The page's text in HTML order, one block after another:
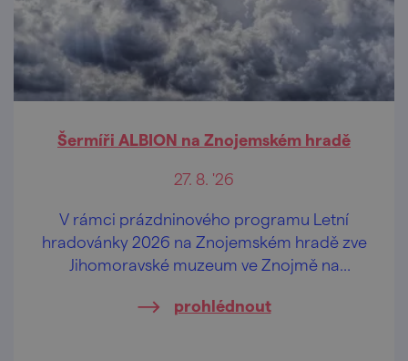
Šermíři ALBION na Znojemském hradě
27. 8. '26
V rámci prázdninového programu Letní
hradovánky 2026 na Znojemském hradě zve
Jihomoravské muzeum ve Znojmě na
prohlédnout